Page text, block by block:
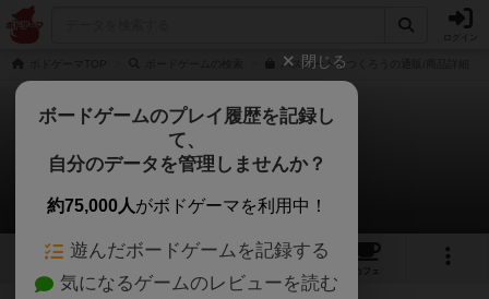
バスルートをつくろうの通販/商品詳細
バスルートをつくろう
夏木なつきさんのレビュー
3 3
カフェ
閉じる
ボードゲームのプレイ履歴を記録し
て、
自分のデータを管理しませんか？
約75,000人がボドゲーマを利用中！
遊んだボードゲームを記録する
気になるゲームのレビューを読む